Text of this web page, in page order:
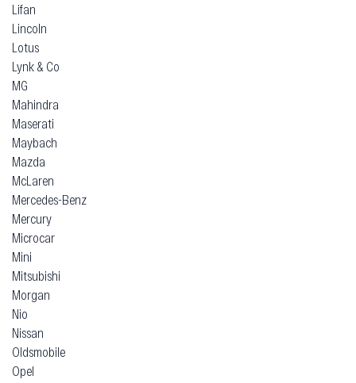
Lifan
Lincoln
Lotus
Lynk & Co
MG
Mahindra
Maserati
Maybach
Mazda
McLaren
Mercedes-Benz
Mercury
Microcar
Mini
Mitsubishi
Morgan
Nio
Nissan
Oldsmobile
Opel